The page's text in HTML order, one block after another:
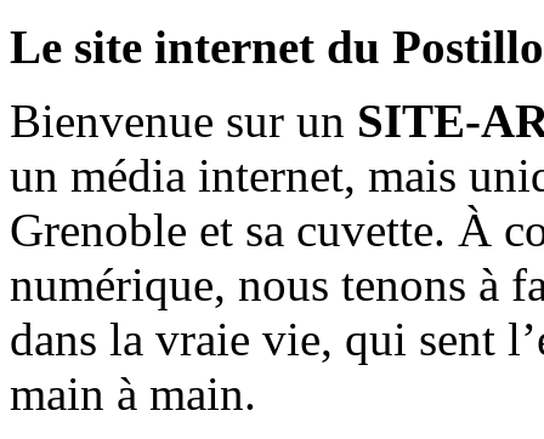
Le site internet du
Bienvenue sur un SITE-
un média internet, mais
Grenoble et sa cuvette. À
numérique, nous tenons à
dans la vraie vie, qui sent
main à main.